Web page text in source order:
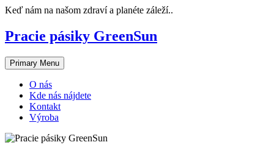
Skip
content
Keď nám na našom zdraví a planéte záleží..
Pracie pásiky GreenSun
Primary Menu
O nás
Kde nás nájdete
Kontakt
Výroba